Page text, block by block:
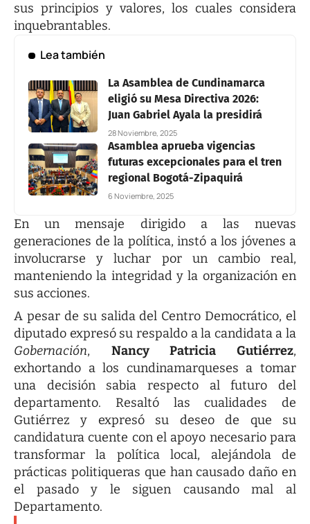
sus principios y valores, los cuales considera
inquebrantables.
Lea también
La Asamblea de Cundinamarca
eligió su Mesa Directiva 2026:
Juan Gabriel Ayala la presidirá
28 Noviembre, 2025
Asamblea aprueba vigencias
futuras excepcionales para el tren
regional Bogotá-Zipaquirá
6 Noviembre, 2025
En un mensaje dirigido a las nuevas
generaciones de la política, instó a los jóvenes a
involucrarse y luchar por un cambio real,
manteniendo la integridad y la organización en
sus acciones.
A pesar de su salida del Centro Democrático, el
diputado expresó su respaldo a la candidata a la
Gobernación, Nancy Patricia Gutiérrez,
exhortando a los cundinamarqueses a tomar
una decisión sabia respecto al futuro del
departamento. Resaltó las cualidades de
Gutiérrez y expresó su deseo de que su
candidatura cuente con el apoyo necesario para
transformar la política local, alejándola de
prácticas politiqueras que han causado daño en
el pasado y le siguen causando mal al
Departamento.